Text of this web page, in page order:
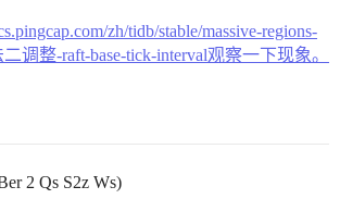
zh/tidb/stable/massive-regions-
二调整-raft-base-tick-interval观察一下现象。
2 Qs S2z Ws)